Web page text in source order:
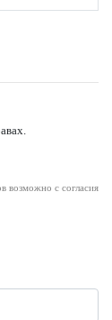
возможно с согласия